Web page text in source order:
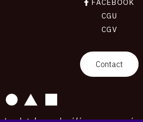
CGU
CGV
Contact